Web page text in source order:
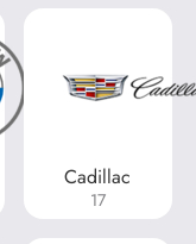
Cadillac
17